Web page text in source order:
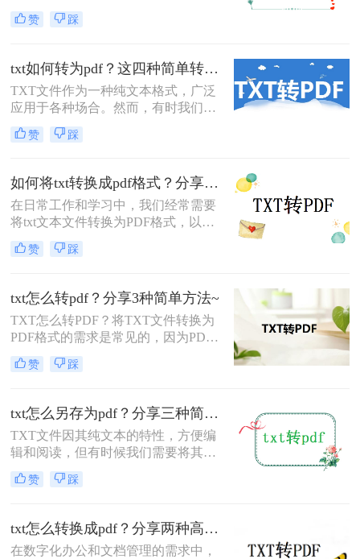
式的情况。PDF格式不仅易于分享和
阅读，而且具有更好的格式稳定性和
PDF呢？以下将介绍三种常用的TXT
转PDF的方法，帮助您轻松实现文件
格式的转换。
赞 踩
txt如何转为pdf？这四种简单转换方法看一看！
TXT文件作为一种纯文本格式，广泛
应用于各种场合。然而，有时我们可
能需要将TXT文件转换为PDF格式，
以便更好地保留文件的格式和排版，
何转为pdf呢？本文将为您介绍四种将
TXT转为PDF的实用方法。
赞 踩
如何将txt转换成pdf格式？分享给大家四个方法！
在日常工作和学习中，我们经常需要
将txt文本文件转换为PDF格式，以便
更好地分享、保存或打印。那么如何
将txt转换成pdf格式呢？以下将介绍四
参考。
赞 踩
txt怎么转pdf？分享3种简单方法~
TXT怎么转PDF？将TXT文件转换为
PDF格式的需求是常见的，因为PDF
格式可以保证文档的排版和格式在传
输过程中保持不变。本文将介绍几种
讨一些需要注意的事项。
赞 踩
txt怎么另存为pdf？分享三种简单实用的方法！
TXT文件因其纯文本的特性，方便编
辑和阅读，但有时候我们需要将其转
换为PDF格式，以便更好地分享、打
印或保留原始格式。那么txt怎么另存
方法，帮助您轻松将TXT文件另存为
PDF。
赞 踩
txt怎么转换成pdf？分享两种高效方法！
在数字化办公和文档管理的需求中，